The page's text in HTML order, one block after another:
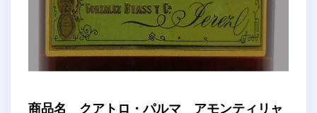
商品名 クアトロ・パルマ アモンティリャ